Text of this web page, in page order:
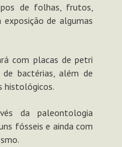
de folhas, frutos,
de algumas
com placas de petri
bactérias, além de
histológicos.
da paleontologia
fósseis e ainda com